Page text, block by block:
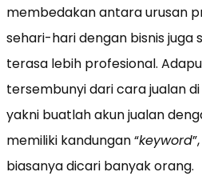
membedakan antara urusan
sehari-hari dengan bisnis juga
terasa lebih profesional.
tersembunyi dari cara jualan
yakni buatlah akun jualan
memiliki kandungan “keyword
biasanya dicari banyak orang.